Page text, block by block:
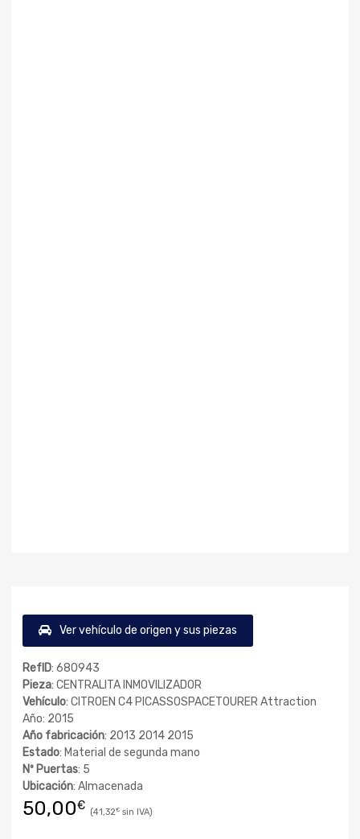
Ver vehículo de origen y sus piezas
RefID: 680943
Pieza: CENTRALITA INMOVILIZADOR
Vehículo: CITROEN C4 PICASSOSPACETOURER Attraction
Año: 2015
Año fabricación: 2013 2014 2015
Estado: Material de segunda mano
Nº Puertas: 5
Ubicación: Almacenada
50,00€ 41,32€